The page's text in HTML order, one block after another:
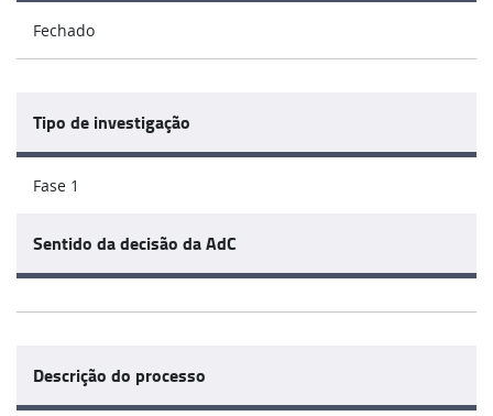
Fechado
Tipo de investigação
Fase 1
Sentido da decisão da AdC
Descrição do processo